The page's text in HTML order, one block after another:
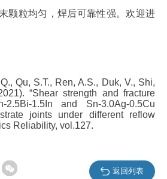
颗粒均匀，焊后可靠性强。欢迎进
Qu, S.T., Ren, A.S., Duk, V., Shi,
“Shear strength and fracture
1.5In and Sn-3.0Ag-0.5Cu
joints under different reflow
Reliability, vol.127.
返回列表